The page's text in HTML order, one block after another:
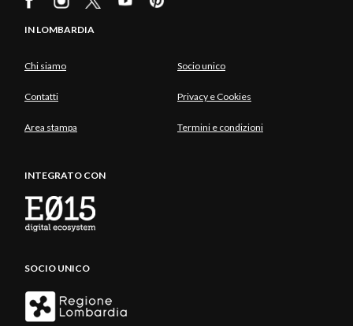
IN LOMBARDIA
Chi siamo Socio unico
Contatti Privacy e Cookies
Area stampa Termini e condizioni
INTEGRATO CON
SOCIO UNICO